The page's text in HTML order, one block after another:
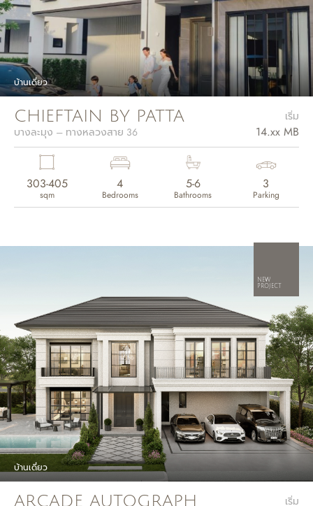
บ้านเดี่ยว
CHIEFTAIN BY PATTA
บางละมุง – ทางหลวงสาย 36
เริ่ม
14.xx MB
303-405
sqm
4
Bedrooms
5-6
Bathrooms
3
Parking
บ้านเดี่ยว
NEW
PROJECT
ARCADE AUTOGRAPH เริ่ม